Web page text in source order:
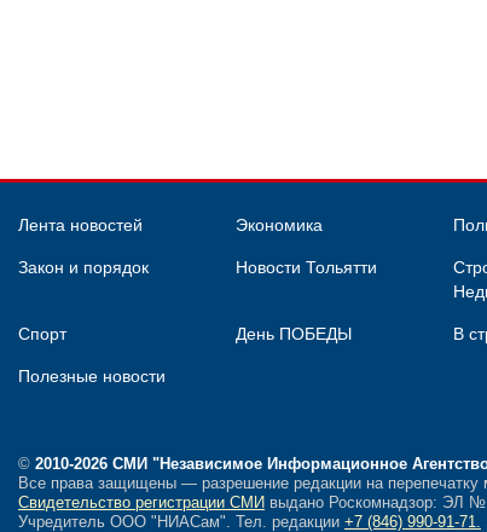
Лента новостей Экономика
Закон и порядок Новости Тольятти
Спорт День ПОБЕДЫ В
Полезные новости
© 2010-2026 СМИ "Независимое Информационное
Все права защищены — разрешение редакции на
Свидетельство регистрации СМИ выдано Роскомнадзор: ЭЛ
Учредитель ООО "НИАСам". Тел. редакции +7 (846) 990-91-71.